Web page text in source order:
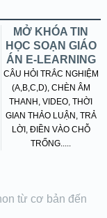
MỞ KHÓA TIN
HỌC SOẠN GIÁO
ÁN E-LEARNING
CÂU HỎI TRẮC NGHIỆM
(A,B,C,D), CHÈN ÂM
THANH, VIDEO, THỜI
GIAN THẢO LUẬN, TRẢ
LỜI, ĐIỀN VÀO CHỖ
TRỐNG.....
từ cơ bản đến